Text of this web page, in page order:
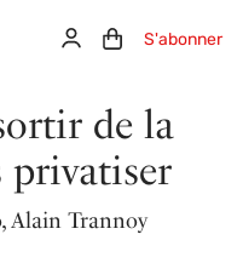
ConnexionPanier (0)
S'abonner
de la
privatiser
, Alain Trannoy